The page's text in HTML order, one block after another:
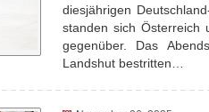
diesjährigen
standen sich Österreich
gegenüber. Das
Landshut bestritten…